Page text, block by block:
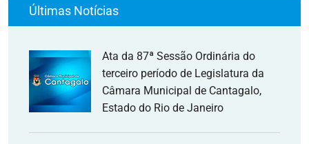
Últimas Notícias
Ata da 87ª Sessão Ordinária do
terceiro período de Legislatura da
Câmara Municipal de Cantagalo,
Estado do Rio de Janeiro